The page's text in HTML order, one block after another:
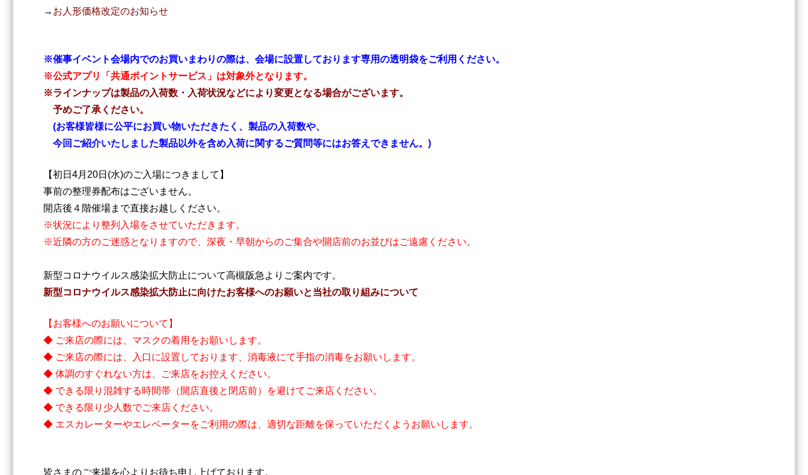
→ お人形価格改定のお知らせ
※催事イベント会場内でのお買いまわりの際は、会場に設置しております専用の透明袋をご利用ください。
※公式アプリ「共通ポイントサービス」は対象外となります。
※ラインナップは製品の入荷数・入荷状況などにより変更となる場合がございます。
予めご了承ください。
(お客様皆様に公平にお買い物いただきたく、製品の入荷数や、
今回ご紹介いたしました製品以外を含め入荷に関するご質問等にはお答えできません。)
【初日4月20日(水)のご入場につきまして】
事前の整理券配布はございません。
開店後４階催場まで直接お越しください。
※状況により整列入場をさせていただきます。
※近隣の方のご迷惑となりますので、深夜・早朝からのご集合や開店前のお並びはご遠慮ください。
新型コロナウイルス感染拡大防止について高槻阪急よりご案内です。
新型コロナウイルス感染拡大防止に向けたお客様へのお願いと当社の取り組みについて
【お客様へのお願いについて】
◆ ご来店の際には、マスクの着用をお願いします。
◆ ご来店の際には、入口に設置しております、消毒液にて手指の消毒をお願いします。
◆ 体調のすぐれない方は、ご来店をお控えください。
◆ できる限り混雑する時間帯（開店直後と閉店前）を避けてご来店ください。
◆ できる限り少人数でご来店ください。
◆ エスカレーターやエレベーターをご利用の際は、適切な距離を保っていただくようお願いします。
皆さまのご来場を心よりお待ち申し上げております。